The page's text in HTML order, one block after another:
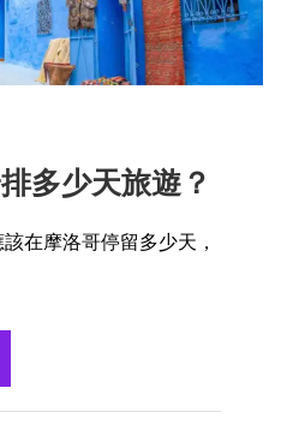
多少天旅遊？
在摩洛哥停留多少天，